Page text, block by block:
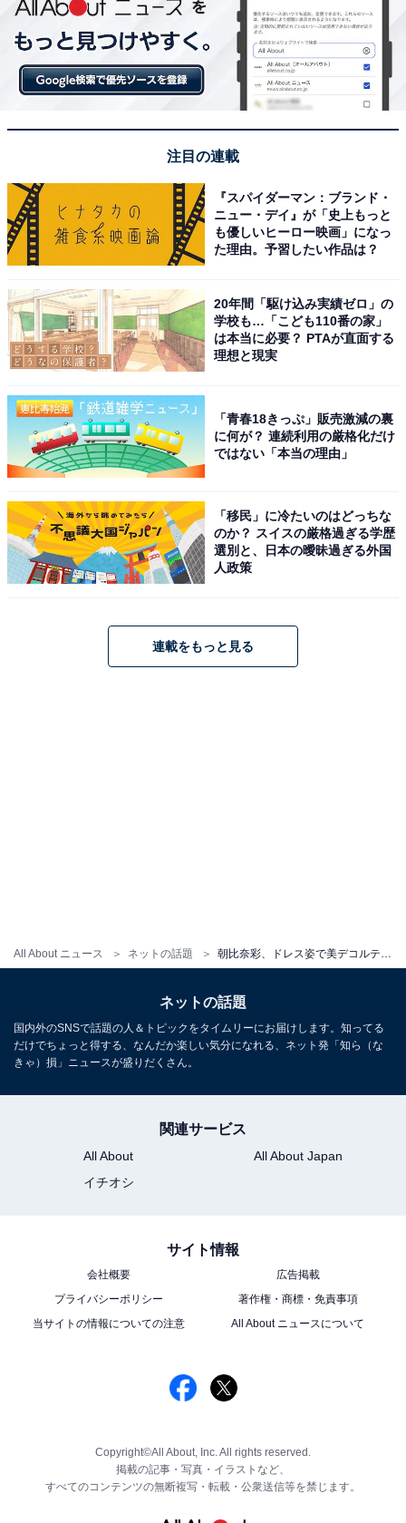
All About ニュース ネットの話題
注目の連載
『スパイダーマン：ブランド・
ニュー・デイ』が「史上もっと
も優しいヒーロー映画」になっ
た理由。予習したい作品は？
20年間「駆け込み実績ゼロ」の
学校も…「こども110番の家」
は本当に必要？ PTAが直面する
理想と現実
「青春18きっぷ」販売激減の裏
に何が？ 連続利用の厳格化だけ
ではない「本当の理由」
「移民」に冷たいのはどっちな
のか？ スイスの厳格過ぎる学歴
選別と、日本の曖昧過ぎる外国
人政策
連載をもっと見る
ネットの話題
国内外のSNSで話題の人＆トピックをタイムリーにお届けします。知ってる
だけでちょっと得する、なんだか楽しい気分になれる、ネット発「知ら（な
きゃ）損」ニュースが盛りだくさん。
関連サービス
All About
All About Japan
イチオシ
サイト情報
会社概要
広告掲載
プライバシーポリシー
著作権・商標・免責事項
当サイトの情報についての注意
All About ニュースについて
Copyright©All About, Inc. All rights reserved.
掲載の記事・写真・イラストなど、
すべてのコンテンツの無断複写・転載・公衆送信等を禁じます。